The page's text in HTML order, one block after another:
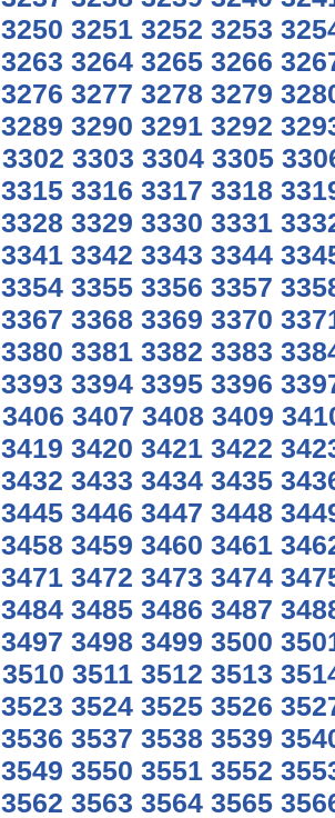
3250 3251 3252 3253
3263 3264 3265 3266
3276 3277 3278 3279
3289 3290 3291 3292
3302 3303 3304 3305
3315 3316 3317 3318
3328 3329 3330 3331
3341 3342 3343 3344
3354 3355 3356 3357
3367 3368 3369 3370
3380 3381 3382 3383
3393 3394 3395 3396
3406 3407 3408 3409
3419 3420 3421 3422
3432 3433 3434 3435
3445 3446 3447 3448
3458 3459 3460 3461
3471 3472 3473 3474
3484 3485 3486 3487
3497 3498 3499 3500
3510 3511 3512 3513
3523 3524 3525 3526
3536 3537 3538 3539
3549 3550 3551 3552
3562 3563 3564 3565